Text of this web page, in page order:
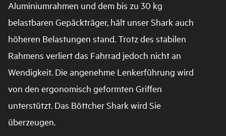
Aluminiumrahmen und dem bis zu 30 kg
belastbaren Gepäckträger, hält unser Shark auch
höheren Belastungen stand. Trotz des stabilen
Rahmens verliert das Fahrrad jedoch nicht an
Wendigkeit. Die angenehme Lenkerführung wird
von den ergonomisch geformten Griffen
unterstützt. Das Böttcher Shark wird Sie
überzeugen.